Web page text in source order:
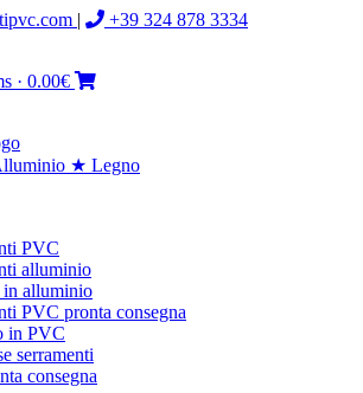
|
+39 324 878 3334
· 0.00€
★ Legno
PVC
alluminio
in alluminio
PVC pronta consegna
in PVC
serramenti
consegna